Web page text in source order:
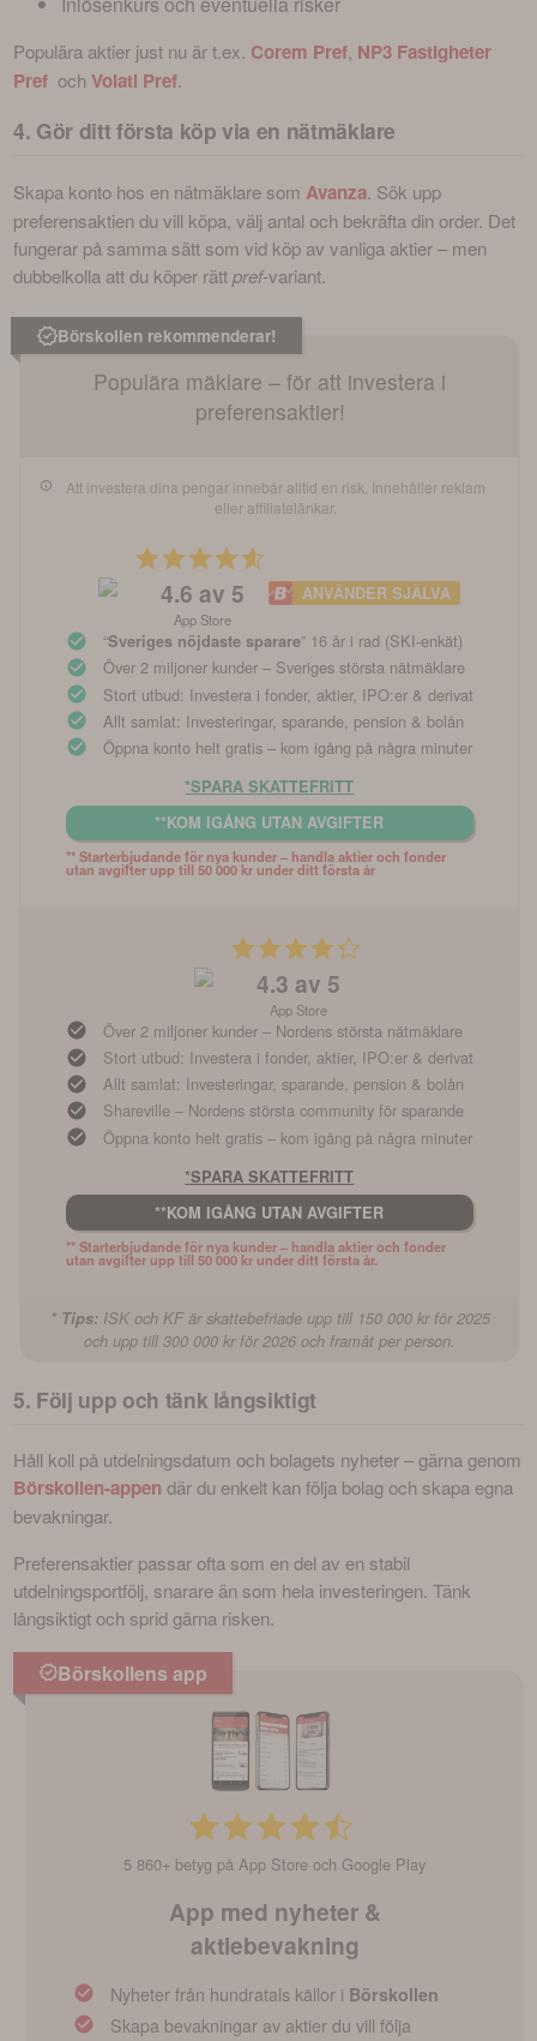
Populära aktier just nu är t.ex. Corem Pref, NP3 Fastigheter
Pref och Volati Pref.
4. Gör ditt första köp via en nätmäklare
Skapa konto hos en nätmäklare som Avanza. Sök upp
preferensaktien du vill köpa, välj antal och bekräfta din order. Det
fungerar på samma sätt som vid köp av vanliga aktier – men
dubbelkolla att du köper rätt pref-variant.
Börskollen rekommenderar!
Populära mäklare – för att investera i
preferensaktier!
Att investera dina pengar innebär alltid en risk. Innehåller reklam
eller affiliatelänkar.
4.6 av 5
App Store
ANVÄNDER SJÄLVA
“Sveriges nöjdaste sparare” 16 år i rad (SKI-enkät)
Över 2 miljoner kunder – Sveriges största nätmäklare
Stort utbud: Investera i fonder, aktier, IPO:er & derivat
Allt samlat: Investeringar, sparande, pension & bolån
Öppna konto helt gratis – kom igång på några minuter
*SPARA SKATTEFRITT
**KOM IGÅNG UTAN AVGIFTER
** Starterbjudande för nya kunder – handla aktier och fonder
utan avgifter upp till 50 000 kr under ditt första år
4.3 av 5
App Store
Över 2 miljoner kunder – Nordens största nätmäklare
Stort utbud: Investera i fonder, aktier, IPO:er & derivat
Allt samlat: Investeringar, sparande, pension & bolån
Shareville – Nordens största community för sparande
Öppna konto helt gratis – kom igång på några minuter
*SPARA SKATTEFRITT
**KOM IGÅNG UTAN AVGIFTER
** Starterbjudande för nya kunder – handla aktier och fonder
utan avgifter upp till 50 000 kr under ditt första år.
* Tips:ISK och KF är skattebefriade upp till 150 000 kr för 2025
och upp till 300 000 kr för 2026 och framåt per person.
5. Följ upp och tänk långsiktigt
Börskollen-appen där du enkelt kan följa bolag och skapa egna
bevakningar.
Preferensaktier passar ofta som en del av en stabil
utdelningsportfölj, snarare än som hela investeringen. Tänk
långsiktigt och sprid gärna risken.
Börskollens app
5 860+ betyg på App Store och Google Play
App med nyheter &
aktiebevakning
Nyheter från hundratals källor i Börskollen
Skapa bevakningar av aktier du vill följa